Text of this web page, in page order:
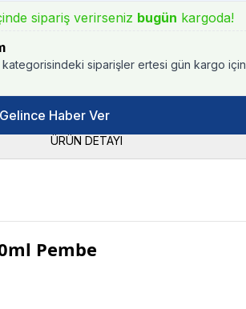
sipariş verirseniz bugün kargoda!
siparişler ertesi gün kargo için
Gelince Haber Ver
ÜRÜN DETAYI
Pembe